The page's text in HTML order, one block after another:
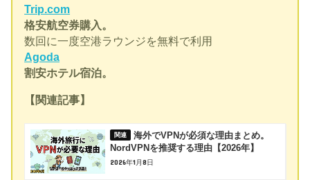
Trip.com
格安航空券購入。
数回に一度空港ラウンジを無料で利用
Agoda
割安ホテル宿泊。
【関連記事】
海外でVPNが必須な理由まとめ。
NordVPNを推奨する理由【2026年】
2026年1月8日